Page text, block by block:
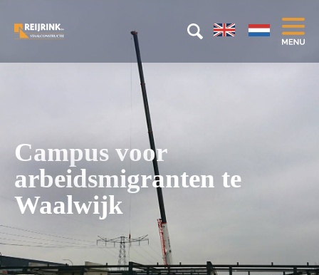
Campus voor
arbeidsmigranten te
Waalwijk